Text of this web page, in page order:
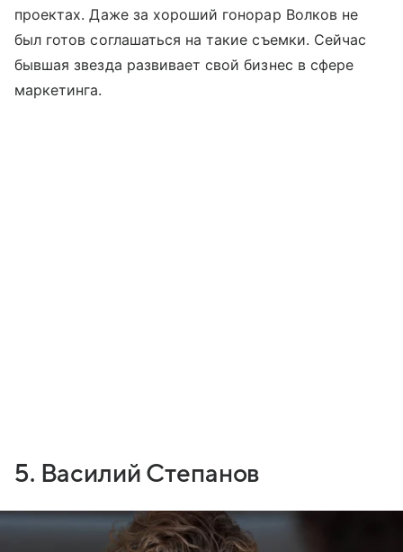
проектах. Даже за хороший гонорар Волков не
был готов соглашаться на такие съемки. Сейчас
бывшая звезда развивает свой бизнес в сфере
маркетинга.
5. Василий Степанов